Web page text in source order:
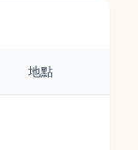
地點